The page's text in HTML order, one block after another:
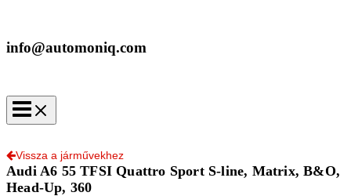
info@automoniq.com
Vissza a járművekhez
Audi A6 55 TFSI Quattro Sport S-line, Matrix, B&O,
Head-Up, 360